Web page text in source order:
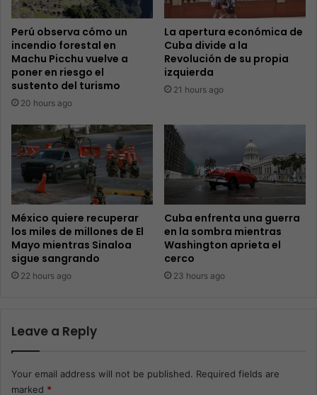
Perú observa cómo un
incendio forestal en
Machu Picchu vuelve a
poner en riesgo el
sustento del turismo
20 hours ago
La apertura económica de
Cuba divide a la
Revolución de su propia
izquierda
21 hours ago
México quiere recuperar
los miles de millones de El
Mayo mientras Sinaloa
sigue sangrando
22 hours ago
Cuba enfrenta una guerra
en la sombra mientras
Washington aprieta el
cerco
23 hours ago
Leave a Reply
Your email address will not be published. Required fields are
marked *